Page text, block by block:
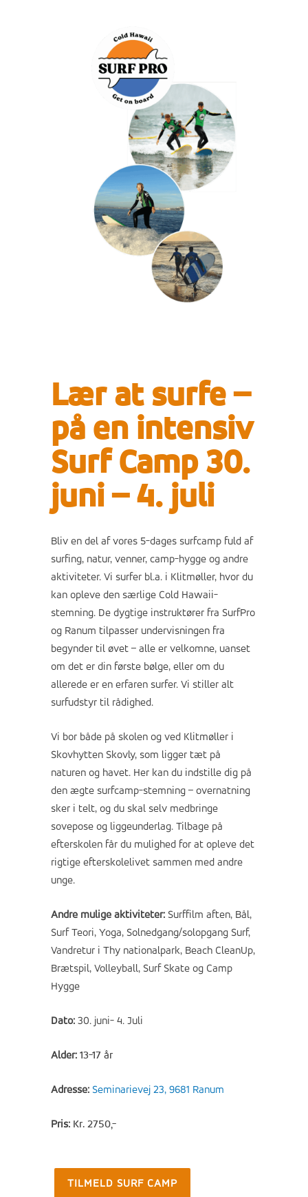
Lær at surfe –
på en intensiv
Surf Camp 30.
juni – 4. juli
Bliv en del af vores 5-dages surfcamp fuld af
surfing, natur, venner, camp-hygge og andre
aktiviteter. Vi surfer bl.a. i Klitmøller, hvor du
kan opleve den særlige Cold Hawaii-
stemning. De dygtige instruktører fra SurfPro
og Ranum tilpasser undervisningen fra
begynder til øvet – alle er velkomne, uanset
om det er din første bølge, eller om du
allerede er en erfaren surfer. Vi stiller alt
surfudstyr til rådighed.
Vi bor både på skolen og ved Klitmøller i
Skovhytten Skovly, som ligger tæt på
naturen og havet. Her kan du indstille dig på
den ægte surfcamp-stemning – overnatning
sker i telt, og du skal selv medbringe
sovepose og liggeunderlag. Tilbage på
efterskolen får du mulighed for at opleve det
rigtige efterskolelivet sammen med andre
unge.
Andre mulige aktiviteter: Surffilm aften, Bål,
Surf Teori, Yoga, Solnedgang/solopgang Surf,
Vandretur i Thy nationalpark, Beach CleanUp,
Brætspil, Volleyball, Surf Skate og Camp
Hygge
Dato: 30. juni- 4. Juli
Alder: 13-17 år
Adresse: Seminarievej 23, 9681 Ranum
Pris: Kr. 2750,-
TILMELD SURF CAMP